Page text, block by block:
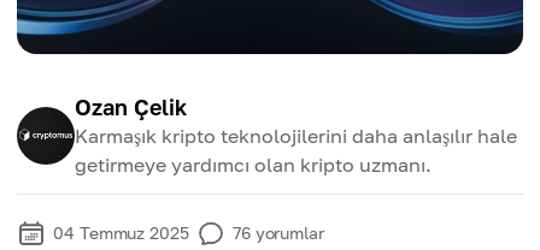
Ozan Çelik
Karmaşık kripto teknolojilerini daha anlaşılır hale
getirmeye yardımcı olan kripto uzmanı.
04 Temmuz 2025 76 yorumlar